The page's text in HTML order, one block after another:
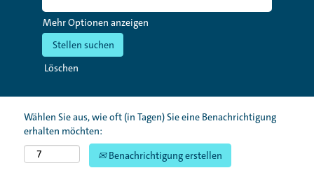
Mehr Optionen anzeigen
Löschen
Wählen Sie aus, wie oft (in Tagen) Sie eine Benachrichtigung
erhalten möchten:
Benachrichtigung erstellen